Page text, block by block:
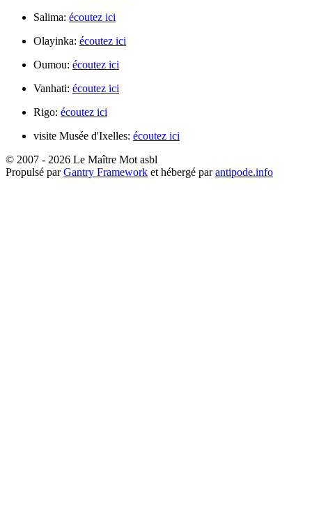
Salima: écoutez ici
Olayinka: écoutez ici
Oumou: écoutez ici
Vanhati: écoutez ici
Rigo: écoutez ici
visite Musée d'Ixelles: écoutez ici
© 2007 - 2026 Le Maître Mot asbl
Propulsé parGantry Framework et hébergé parantipode.info